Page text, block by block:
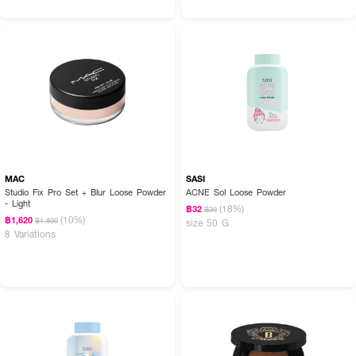
MAC
Studio Fix Pro Set + Blur Loose Powder
- Light
฿1,620 ฿1,800 (10%)
8 Variations
SASI
ACNE Sol Loose Powder
฿32 ฿39 (18%)
size 50 G